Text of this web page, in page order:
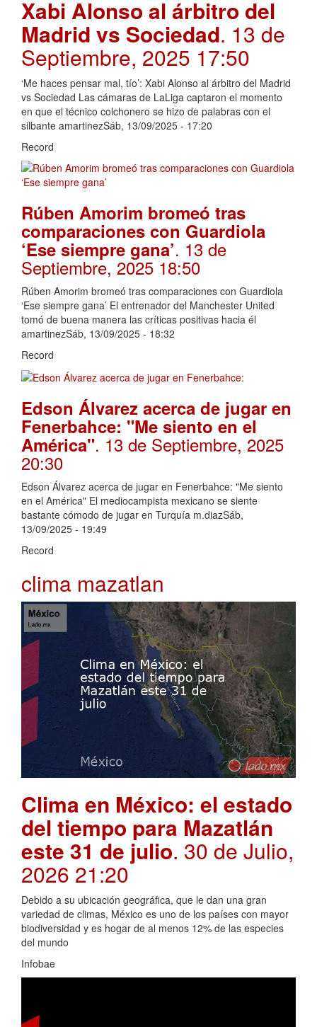
Xabi Alonso al árbitro del
Madrid vs Sociedad. 13 de
Septiembre, 2025 17:50
‘Me haces pensar mal, tío’: Xabi Alonso al árbitro del Madrid
vs Sociedad Las cámaras de LaLiga captaron el momento
en que el técnico colchonero se hizo de palabras con el
silbante amartinezSáb, 13/09/2025 - 17:20
Record
Rúben Amorim bromeó tras
comparaciones con Guardiola
‘Ese siempre gana’. 13 de
Septiembre, 2025 18:50
Rúben Amorim bromeó tras comparaciones con Guardiola
‘Ese siempre gana’ El entrenador del Manchester United
tomó de buena manera las críticas positivas hacia él
amartinezSáb, 13/09/2025 - 18:32
Record
Edson Álvarez acerca de jugar en
Fenerbahce: "Me siento en el
América". 13 de Septiembre, 2025
20:30
Edson Álvarez acerca de jugar en Fenerbahce: "Me siento
en el América" El mediocampista mexicano se siente
bastante cómodo de jugar en Turquía m.diazSáb,
13/09/2025 - 19:49
Record
clima mazatlan
Clima en México: el estado
del tiempo para Mazatlán
este 31 de julio. 30 de Julio,
2026 21:20
Debido a su ubicación geográfica, que le dan una gran
variedad de climas, México es uno de los países con mayor
biodiversidad y es hogar de al menos 12% de las especies
del mundo
Infobae